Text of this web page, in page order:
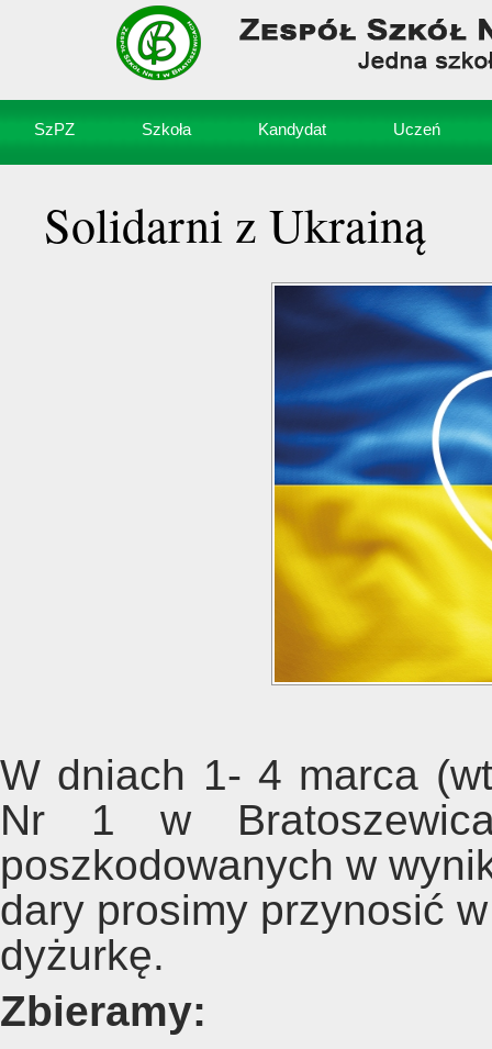
SzPZ Szkoła Kandydat Uczeń
Solidarni z Ukrainą
W dniach 1- 4 marca
Nr 1 w
poszkodowanych w
dary prosimy przynosić
dyżurkę.
Zbieramy: